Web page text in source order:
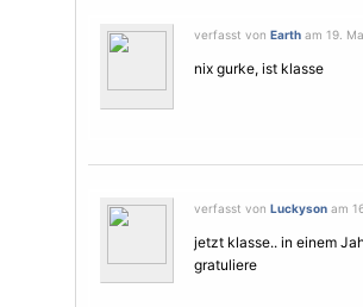
verfasst von Earth am 19.
nix gurke, ist klasse
verfasst von Luckyson am
jetzt klasse.. in einem
gratuliere